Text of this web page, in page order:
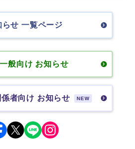
らせ 一覧ページ
一般向け お知らせ
係者向け お知らせ NEW